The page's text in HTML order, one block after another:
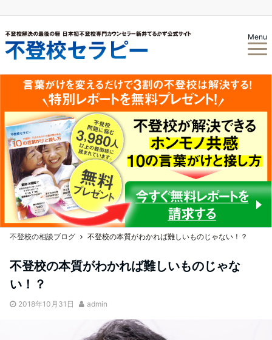
Menu
不登校の相談ブログ 不登校の本質がわかれば難しいものじゃない！？
不登校の本質がわかれば難しいものじゃな
い！？
2018年10月31日 admin